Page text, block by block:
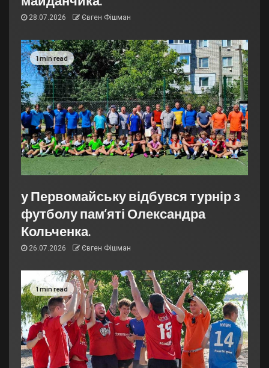
28.07.2026 Євген Фішман
1 min read
у Первомайську відбувся турнір з
футболу пам’яті Олександра
Кольченка.
26.07.2026 Євген Фішман
1 min read